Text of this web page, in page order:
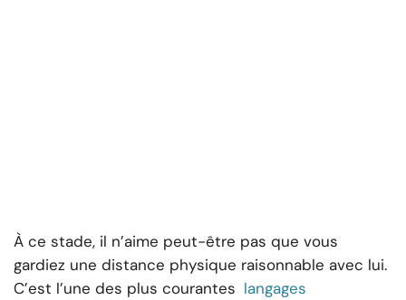
À ce stade, il n’aime peut-être pas que vous
gardiez une distance physique raisonnable avec lui.
C’est l’une des plus courantes langages